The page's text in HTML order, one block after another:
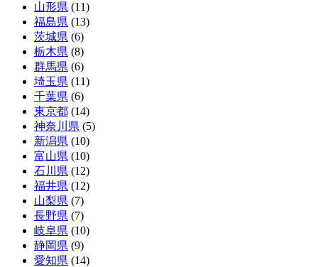
山形県 (11)
福島県 (13)
茨城県 (6)
栃木県 (8)
群馬県 (6)
埼玉県 (11)
千葉県 (6)
東京都 (14)
神奈川県 (5)
新潟県 (10)
富山県 (10)
石川県 (12)
福井県 (12)
山梨県 (7)
長野県 (7)
岐阜県 (10)
静岡県 (9)
愛知県 (14)